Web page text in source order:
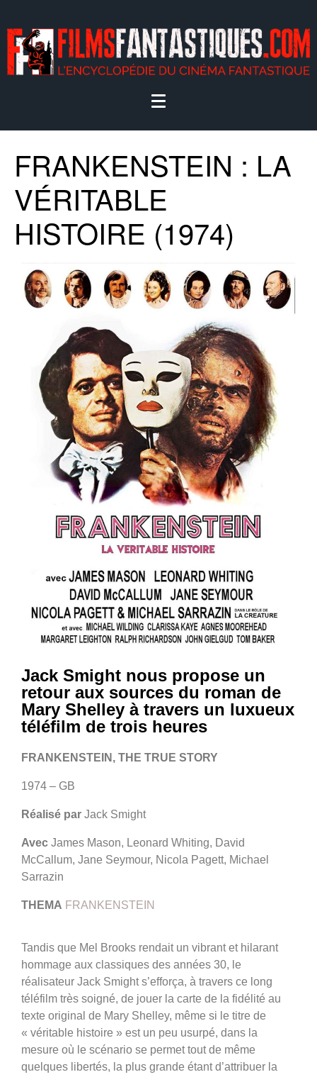
FRANKENSTEIN : LA
VÉRITABLE
HISTOIRE (1974)
Jack Smight nous propose un
retour aux sources du roman de
Mary Shelley à travers un luxueux
téléfilm de trois heures
FRANKENSTEIN, THE TRUE STORY
1974 – GB
Réalisé par Jack Smight
Avec James Mason, Leonard Whiting, David
McCallum, Jane Seymour, Nicola Pagett, Michael
Sarrazin
THEMA FRANKENSTEIN
Tandis que Mel Brooks rendait un vibrant et hilarant
hommage aux classiques des années 30, le
réalisateur Jack Smight s’efforça, à travers ce long
téléfilm très soigné, de jouer la carte de la fidélité au
texte original de Mary Shelley, même si le titre de
« véritable histoire » est un peu usurpé, dans la
mesure où le scénario se permet tout de même
quelques libertés, la plus grande étant d’attribuer la